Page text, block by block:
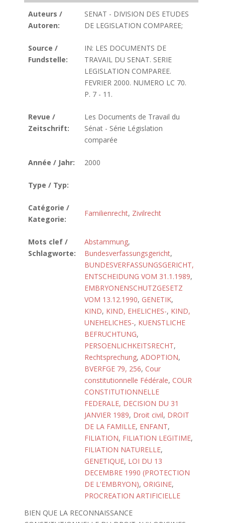
Auteurs /
Autoren:
SENAT - DIVISION DES ETUDES
DE LEGISLATION COMPAREE;
Source /
Fundstelle:
IN: LES DOCUMENTS DE
TRAVAIL DU SENAT. SERIE
LEGISLATION COMPAREE.
FEVRIER 2000. NUMERO LC 70.
P. 7 - 11.
Revue /
Zeitschrift:
Les Documents de Travail du
Sénat - Série Législation
comparée
Année / Jahr: 2000
Type / Typ:
Catégorie /
Kategorie:
Familienrecht, Zivilrecht
Mots clef /
Schlagworte:
Abstammung,
Bundesverfassungsgericht,
BUNDESVERFASSUNGSGERICHT,
ENTSCHEIDUNG VOM 31.1.1989,
EMBRYONENSCHUTZGESETZ
VOM 13.12.1990, GENETIK,
KIND, KIND, EHELICHES-, KIND,
UNEHELICHES-, KUENSTLICHE
BEFRUCHTUNG,
PERSOENLICHKEITSRECHT,
Rechtsprechung, ADOPTION,
BVERFGE 79, 256, Cour
constitutionnelle Fédérale, COUR
CONSTITUTIONNELLE
FEDERALE, DECISION DU 31
JANVIER 1989, Droit civil, DROIT
DE LA FAMILLE, ENFANT,
FILIATION, FILIATION LEGITIME,
FILIATION NATURELLE,
GENETIQUE, LOI DU 13
DECEMBRE 1990 (PROTECTION
DE L'EMBRYON), ORIGINE,
PROCREATION ARTIFICIELLE
BIEN QUE LA RECONNAISSANCE